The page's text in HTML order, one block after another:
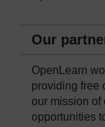
Our
OpenLearn
providing free
our mission of
opportunities